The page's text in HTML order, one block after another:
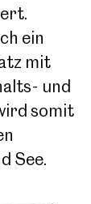
ein
mit
und
somit
See.